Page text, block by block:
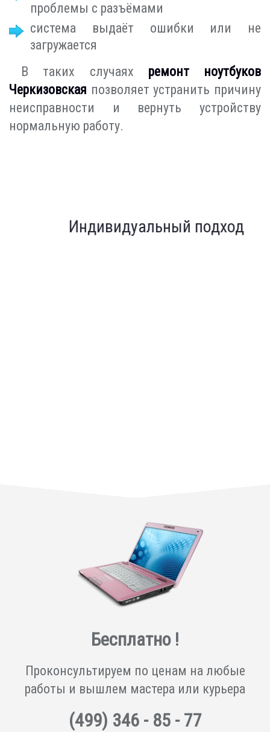
проблемы с разъёмами
система выдаёт ошибки или не
загружается
В таких случаях ремонт ноутбуков
Черкизовская позволяет устранить причину
неисправности и вернуть устройству
нормальную работу.
Бесплатно !
Проконсультируем по ценам на любые
работы и вышлем мастера или курьера
(499) 346 - 85 - 77